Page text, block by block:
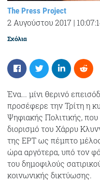
The Press Project
2 Αυγούστου 2017 |
Σχόλια
Ένα... μίνι θερινό
προσέφερε την Τρίτη η
Ψηφιακής Πολιτικής,
διορισμό του Χάρρυ
της ΕΡΤ ως πέμπτο
ώρα αργότερα, υπό τον
του δημοφιλούς
κοινωνικής δικτύωσης.